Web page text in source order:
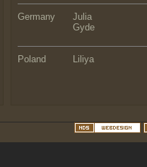
Germany
Julia
Gyde
Poland Liliya